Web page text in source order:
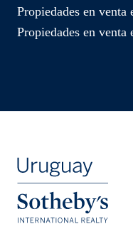
Propiedades en venta
Propiedades en